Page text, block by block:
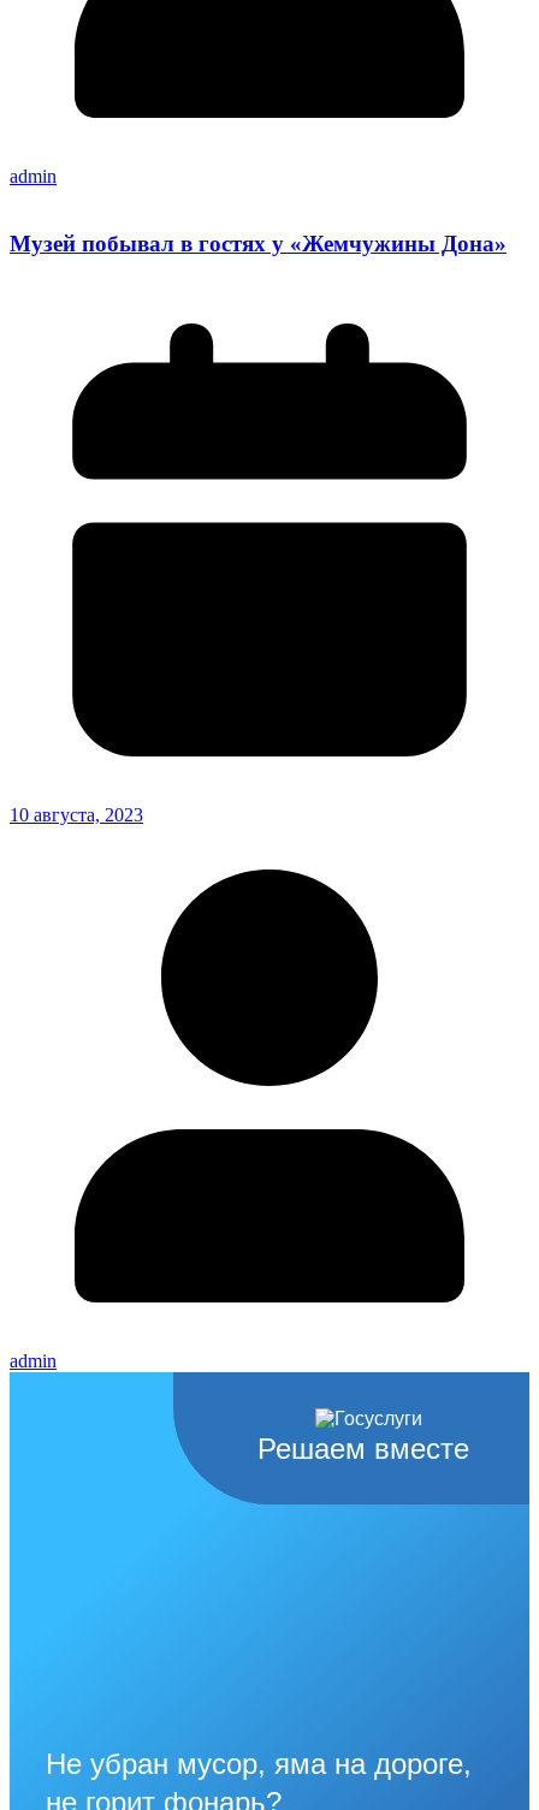
admin
Музей побывал в гостях у «Жемчужины Дона»
10 августа, 2023
admin
Решаем вместе
Не убран мусор, яма на дороге,
не горит фонарь?